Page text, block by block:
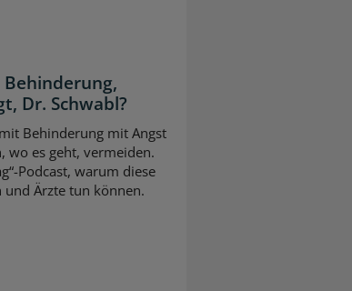
Dr. Schwabl?
Behinderung mit Angst
wo es geht, vermeiden.
Podcast, warum diese
und Ärzte tun können.